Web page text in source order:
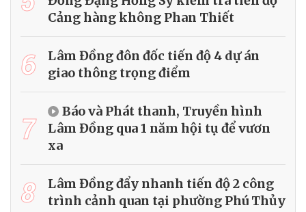
Cảng hàng không Phan Thiết
6
Lâm Đồng đôn đốc tiến độ 4 dự án
giao thông trọng điểm
7
Báo và Phát thanh, Truyền hình
Lâm Đồng qua 1 năm hội tụ để vươn
xa
8
Lâm Đồng đẩy nhanh tiến độ 2 công
trình cảnh quan tại phường Phú Thủy